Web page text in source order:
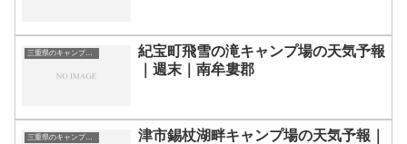
三重県のキャンプ場一覧
紀宝町飛雪の滝キャンプ場の天気予報
｜週末｜南牟婁郡
三重県のキャンプ場一覧
津市錫杖湖畔キャンプ場の天気予報｜